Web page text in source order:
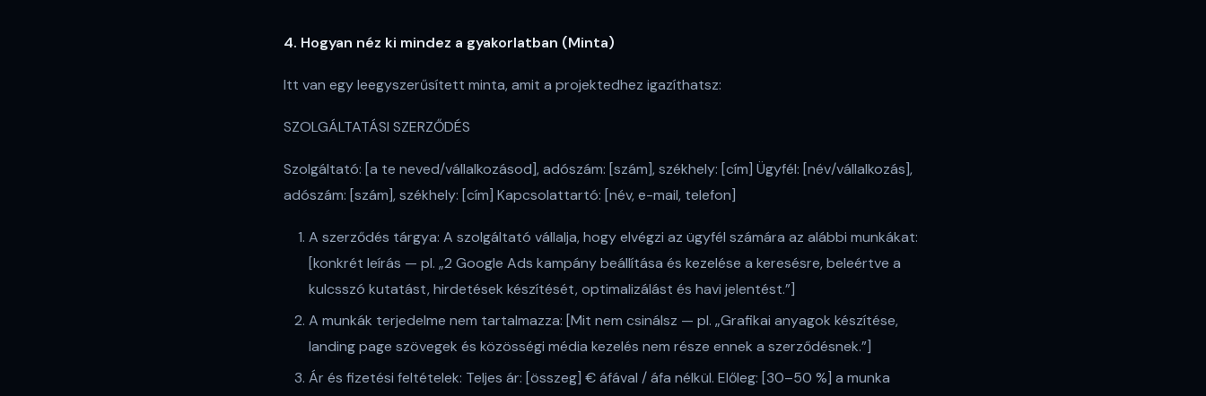
4. Hogyan néz ki mindez a gyakorlatban (Minta)
Itt van egy leegyszerűsített minta, amit a projektedhez igazíthatsz:
SZOLGÁLTATÁSI SZERZŐDÉS
Szolgáltató: [a te neved/vállalkozásod], adószám: [szám], székhely: [cím] Ügyfél: [név/vállalkozás],
adószám: [szám], székhely: [cím] Kapcsolattartó: [név, e-mail, telefon]
A szerződés tárgya: A szolgáltató vállalja, hogy elvégzi az ügyfél számára az alábbi munkákat:
[konkrét leírás — pl. „2 Google Ads kampány beállítása és kezelése a keresésre, beleértve a
kulcsszó kutatást, hirdetések készítését, optimalizálást és havi jelentést.”]
A munkák terjedelme nem tartalmazza: [Mit nem csinálsz — pl. „Grafikai anyagok készítése,
landing page szövegek és közösségi média kezelés nem része ennek a szerződésnek.”]
Ár és fizetési feltételek: Teljes ár: [összeg] € áfával / áfa nélkül. Előleg: [30–50 %] a munka